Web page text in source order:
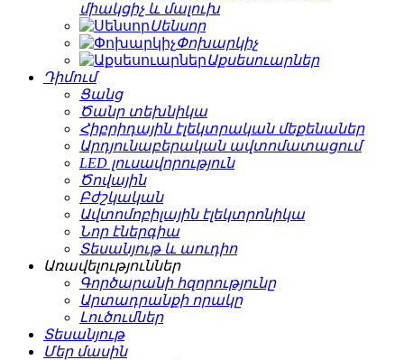
միակցիչ և մալուխ
Սենսոր
Փոխարկիչ
Աքսեսուարներ
Դիմում
Ցանց
Ծանր տեխնիկա
Հիբրիդային էլեկտրական մեքենաներ
Արդյունաբերական ավտոմատացում
LED լուսավորություն
Ծովային
Բժշկական
Ավտոմոբիլային էլեկտրոնիկա
Նոր էներգիա
Տեսանյութ և աուդիո
Առավելություններ
Գործարանի հզորությունը
Արտադրանքի որակը
Լուծումներ
Տեսանյութ
Մեր մասին